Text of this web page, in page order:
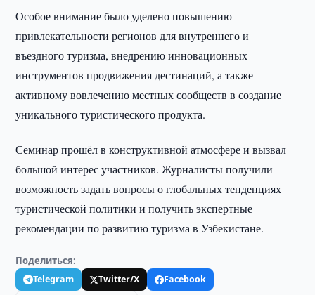
Особое внимание было уделено повышению
привлекательности регионов для внутреннего и
въездного туризма, внедрению инновационных
инструментов продвижения дестинаций, а также
активному вовлечению местных сообществ в создание
уникального туристического продукта.
Семинар прошёл в конструктивной атмосфере и вызвал
большой интерес участников. Журналисты получили
возможность задать вопросы о глобальных тенденциях
туристической политики и получить экспертные
рекомендации по развитию туризма в Узбекистане.
Поделиться:
Telegram Twitter/X
Facebook